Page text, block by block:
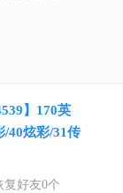
】170英
/40炫彩/31传
复好友0个